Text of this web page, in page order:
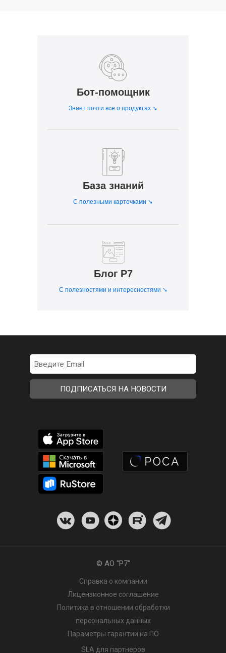
Знает почти все о продуктах ➘
С полезными карточками ➘
С полезностями и интересностями ➘
Бот-помощник
База знаний
Блог Р7
© АО "Р7"
Справка о компании
Политика в отношении обработки
персональных данных
Лицензионное соглашение
SLA для партнеров
Параметры гарантии на ПО